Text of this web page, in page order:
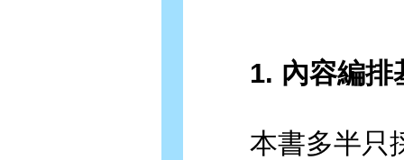
1. 內容編排
本書多半只採